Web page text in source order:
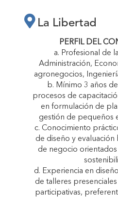
La Libertad
PERFIL DEL
a. Profesional de
Administración,
agronegocios,
b. Mínimo 3 años
procesos de
en formulación de
gestión de pequeños
c. Conocimiento
de diseño y evaluación
de negocio
d. Experiencia en
de talleres
participativas,